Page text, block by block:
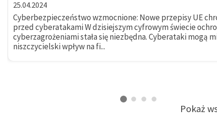
25.04.2024
Cyberbezpieczeństwo wzmocnione: Nowe przepisy UE
przed cyberatakami W dzisiejszym cyfrowym świecie
cyberzagrożeniami stała się niezbędna. Cyberataki mogą
niszczycielski wpływ na fi...
Pokaż